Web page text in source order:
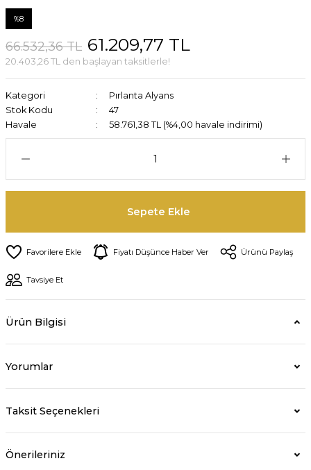
%8
66.532,36 TL 61.209,77 TL
20.403,26 TL den başlayan taksitlerle!
Kategori
Pırlanta Alyans
Stok Kodu
47
Havale
58.761,38 TL (%4,00 havale indirimi)
Sepete Ekle
Fiyatı Düşünce Haber Ver Ürünü Paylaş
Tavsiye Et
Ürün Bilgisi
Yorumlar
Taksit Seçenekleri
Önerileriniz